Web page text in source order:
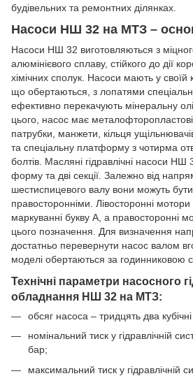
будівельних та ремонтних ділянках.
Насоси НШ 32 на МТЗ –
Насоси НШ 32 виготовляються з
алюмінієвого сплаву, стійкого до дії
хімічних сполук. Насоси мають у своїй
що обертаються, з лопатями
ефективно перекачують мінеральну
цього, насос має
патрубки, манжети, кільця
та спеціальну платформу з чотирма
болтів. Масляні гідравлічні насоси
форму та дві секції. Залежно від
шестиспицевого валу вони можуть бути
правосторонніми. Лівосторонні
маркуванні букву А, а правосторонні
цього позначення. Для визначення
достатньо перевернути насос валом
моделі обертаються за годинниковою
Технічні параметри насосного
обладнання НШ 32 на МТЗ:
обсяг насоса – тридцять два
номінальний тиск у гідравлічній
бар;
максимальний тиск у гідравлічній